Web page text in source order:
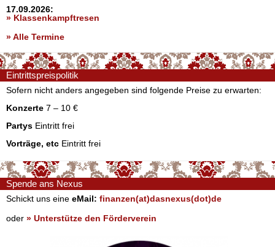
17.09.2026:
» Klassenkampftresen
» Alle Termine
Eintrittspreispolitik
Sofern nicht anders angegeben sind folgende Preise zu erwarten:
Konzerte 7 – 10 €
Partys Eintritt frei
Vorträge, etc Eintritt frei
Spende ans Nexus
Schickt uns eine eMail: finanzen(at)dasnexus(dot)de
oder » Unterstütze den Förderverein